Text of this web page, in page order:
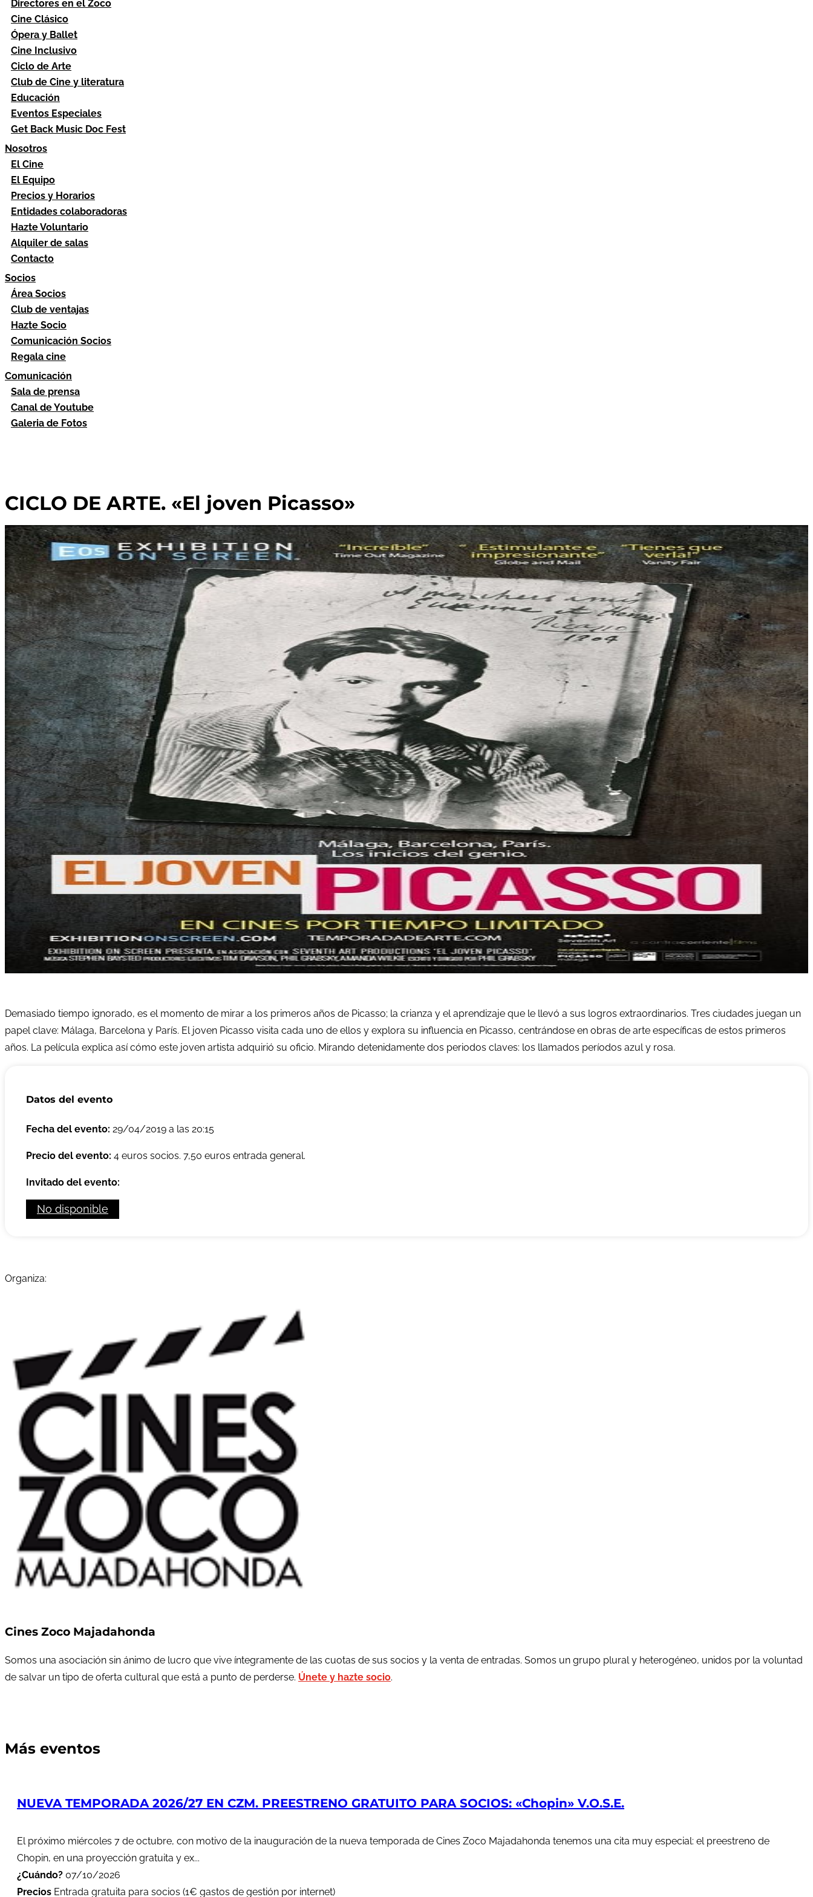
Directores en el Zoco
Cine Clásico
Ópera y Ballet
Cine Inclusivo
Ciclo de Arte
Club de Cine y literatura
Educación
Eventos Especiales
Get Back Music Doc Fest
Nosotros
El Cine
El Equipo
Precios y Horarios
Entidades colaboradoras
Hazte Voluntario
Alquiler de salas
Contacto
Socios
Área Socios
Club de ventajas
Hazte Socio
Comunicación Socios
Regala cine
Comunicación
Sala de prensa
Canal de Youtube
Galeria de Fotos
CICLO DE ARTE. «El joven Picasso»
Demasiado tiempo ignorado, es el momento de mirar a los primeros años de Picasso; la crianza y el aprendizaje que le llevó a sus logros extraordinarios. Tres ciudades juegan un
papel clave: Málaga, Barcelona y París. El joven Picasso visita cada uno de ellos y explora su influencia en Picasso, centrándose en obras de arte específicas de estos primeros
años. La película explica así cómo este joven artista adquirió su oficio. Mirando detenidamente dos periodos claves: los llamados períodos azul y rosa.
Datos del evento
Fecha del evento: 29/04/2019 a las 20:15
Precio del evento: 4 euros socios. 7,50 euros entrada general.
Invitado del evento:
No disponible
Organiza:
Cines Zoco Majadahonda
Somos una asociación sin ánimo de lucro que vive íntegramente de las cuotas de sus socios y la venta de entradas. Somos un grupo plural y heterogéneo, unidos por la voluntad
de salvar un tipo de oferta cultural que está a punto de perderse. Únete y hazte socio.
Más eventos
NUEVA TEMPORADA 2026/27 EN CZM. PREESTRENO GRATUITO PARA SOCIOS: «Chopin» V.O.S.E.
El próximo miércoles 7 de octubre, con motivo de la inauguración de la nueva temporada de Cines Zoco Majadahonda tenemos una cita muy especial: el preestreno de
Chopin, en una proyección gratuita y ex...
¿Cuándo? 07/10/2026
Precios Entrada gratuita para socios (1€ gastos de gestión por internet)